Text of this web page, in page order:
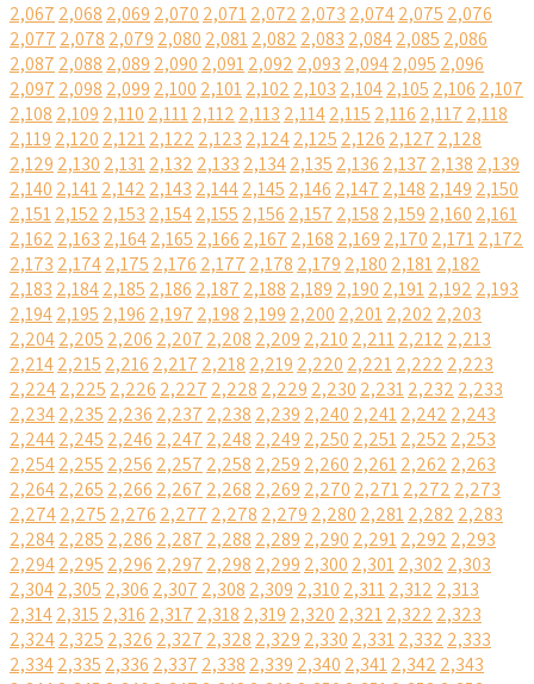
2,067 2,068 2,069 2,070 2,0712,072 2,073 2,0742,075 2,076
2,077 2,078 2,079 2,080 2,0812,082 2,083 2,0842,085 2,086
2,087 2,088 2,089 2,090 2,0912,092 2,093 2,0942,095 2,096
2,097 2,098 2,099 2,100 2,1012,102 2,103 2,1042,105 2,106 2,107
2,108 2,109 2,110 2,1112,112 2,113 2,1142,115 2,116 2,117 2,118
2,119 2,120 2,1212,122 2,123 2,1242,125 2,126 2,127 2,128
2,129 2,130 2,1312,132 2,133 2,1342,135 2,136 2,137 2,138 2,139
2,140 2,1412,142 2,143 2,1442,145 2,146 2,147 2,148 2,149 2,150
2,1512,152 2,153 2,1542,155 2,156 2,157 2,158 2,159 2,160 2,161
2,162 2,163 2,1642,165 2,166 2,167 2,168 2,169 2,170 2,1712,172
2,173 2,1742,175 2,176 2,177 2,178 2,179 2,180 2,1812,182
2,183 2,1842,185 2,186 2,187 2,188 2,189 2,190 2,1912,192 2,193
2,1942,195 2,196 2,197 2,198 2,199 2,200 2,2012,202 2,203
2,2042,205 2,206 2,207 2,208 2,209 2,210 2,2112,212 2,213
2,2142,215 2,216 2,217 2,218 2,219 2,220 2,2212,222 2,223
2,2242,225 2,226 2,227 2,228 2,229 2,230 2,2312,232 2,233
2,2342,235 2,236 2,237 2,238 2,239 2,240 2,2412,242 2,243
2,2442,245 2,246 2,247 2,248 2,249 2,250 2,2512,252 2,253
2,2542,255 2,256 2,257 2,258 2,259 2,260 2,2612,262 2,263
2,2642,265 2,266 2,267 2,268 2,269 2,270 2,2712,272 2,273
2,2742,275 2,276 2,277 2,278 2,279 2,280 2,2812,282 2,283
2,2842,285 2,286 2,287 2,288 2,289 2,290 2,2912,292 2,293
2,2942,295 2,296 2,297 2,298 2,299 2,300 2,3012,302 2,303
2,3042,305 2,306 2,307 2,308 2,309 2,310 2,3112,312 2,313
2,3142,315 2,316 2,317 2,318 2,319 2,320 2,3212,322 2,323
2,3242,325 2,326 2,327 2,328 2,329 2,330 2,3312,332 2,333
2,3342,335 2,336 2,337 2,338 2,339 2,340 2,3412,342 2,343